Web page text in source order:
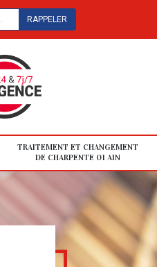
TRAITEMENT ET CHANGEMENT
DE CHARPENTE 01 AIN